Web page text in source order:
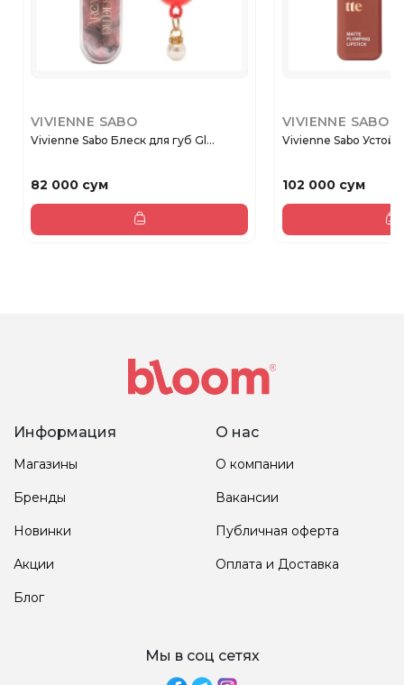
VIVIENNE SABO
Vivienne Sabo Блеск для губ Gl...
82 000 сум
VIVIENNE SABO
Vivienne Sabo
102 000 сум
Информация
Магазины
Бренды
Новинки
Акции
Блог
О нас
О компании
Вакансии
Публичная оферта
Оплата и Доставка
Мы в соц сетях